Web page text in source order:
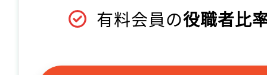
有料会員の役職者比